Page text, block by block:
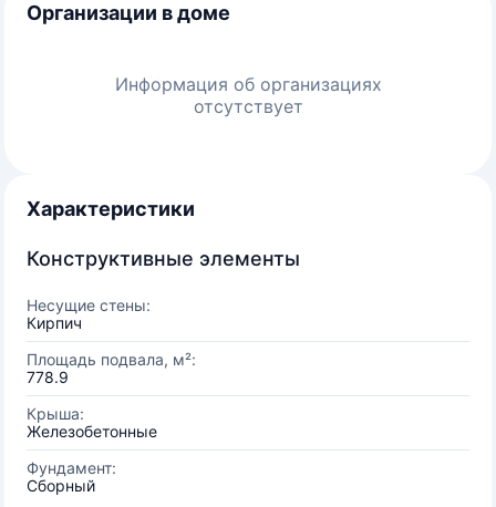
Организации в доме
Информация об организациях
отсутствует
Характеристики
Конструктивные элементы
Несущие стены:
Кирпич
Площадь подвала, м²:
778.9
Крыша:
Железобетонные
Фундамент:
Сборный